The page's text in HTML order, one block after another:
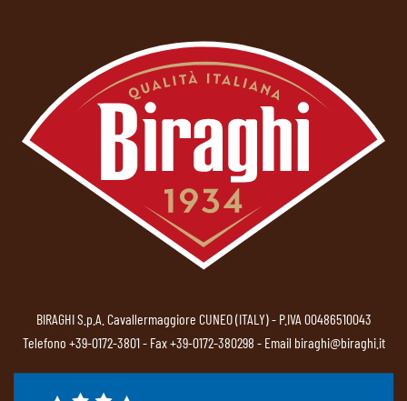
BIRAGHI S.p.A. Cavallermaggiore CUNEO (ITALY) - P.IVA 00486510043
Telefono +39-0172-3801- Fax +39-0172-380298 - Email biraghi@biraghi.it